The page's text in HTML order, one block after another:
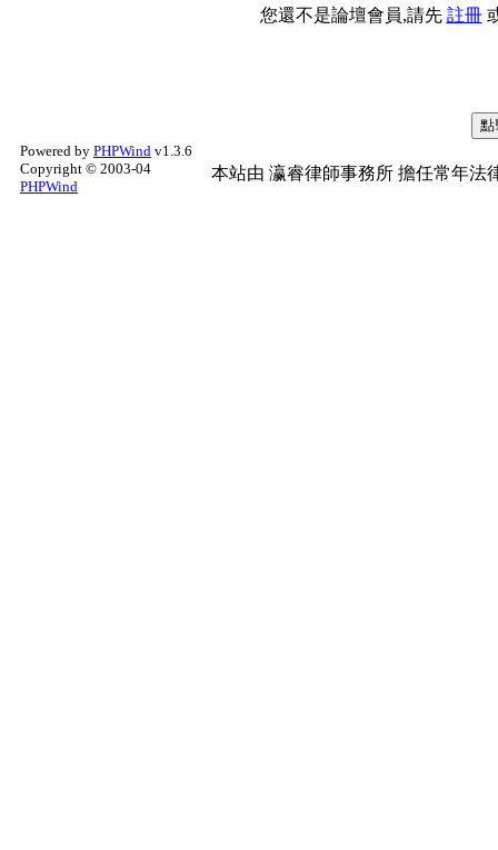
您還不是論壇會員,請先 註冊
Powered by PHPWind v1.3.6
Copyright © 2003-04
PHPWind
本站由 瀛睿律師事務所 擔任常年法